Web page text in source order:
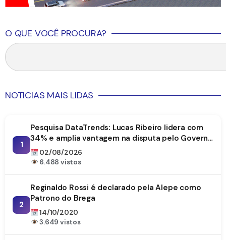
O QUE VOCÊ PROCURA?
NOTICIAS MAIS LIDAS
1
Pesquisa DataTrends: Lucas Ribeiro lidera com
34% e amplia vantagem na disputa pelo Governo
da Paraíba
02/08/2026
6.488 vistos
2
Reginaldo Rossi é declarado pela Alepe como
Patrono do Brega
14/10/2020
3.649 vistos